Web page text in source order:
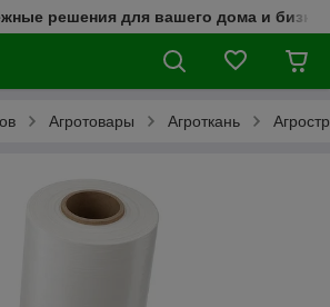
решения для вашего дома и
Агротовары Агроткань